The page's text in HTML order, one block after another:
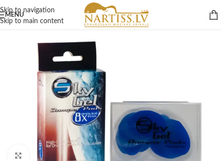
Skip to navigation
Skip to main content
MENU
Click to enlarge